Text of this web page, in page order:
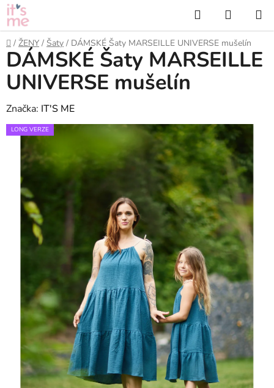
Přejít
na
obsah
Hledat
KOŠÍK
Domů
/ ŽENY / Šaty / DÁMSKÉ Šaty MARSEILLE UNIVERSE mušelín
DÁMSKÉ Šaty MARSEILLE
UNIVERSE mušelín
Značka: IT'S ME
LONG VERZE